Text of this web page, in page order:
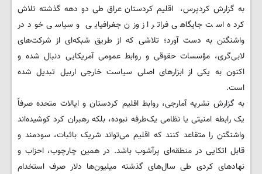
به گزارش کردپرس، اقلیم کردستان عراق طی دو دهه گذشته تلاش
کرده است جایگاهی فراتر از وزن جغرافیایی و سیاسی خود در
واشنگتن به دست آورد؛ تلاشی که از طریق شبکه‌ای از شرکت‌های
لابی‌گری، مؤسسات حقوقی و روابط عمومی آمریکایی دنبال شده و
اکنون به یکی از ابزارهای اصلی سیاست خارجی اربیل تبدیل شده
است.
به گزارش نشریه آمارجی، روابط اقلیم کردستان و ایالات متحده صرفاً
یک رابطه امنیتی یا نظامی یک‌طرفه نبوده، بلکه رهبران کرد کوشیده‌اند
واشنگتن را متقاعد کنند که اقلیم می‌تواند شریک باثبات، سودمند و
قابل اتکایی در منطقه‌ای پرآشوب باشد. در همین چارچوب، احزاب و
نهادهای کردی طی سال‌های گذشته میلیون‌ها دلار صرف استخدام